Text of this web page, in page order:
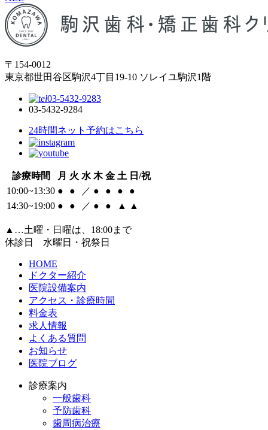
〒154-0012
東京都世田谷区駒沢4丁目19-10 ソレイユ駒沢1階
03-5432-9283
03-5432-9284
24時間ネット予約はこちら
診療時間 月 火 水 木 金 土 日/祝
10:00~13:30 ● ● ／ ● ● ●
●
14:30~19:00 ● ● ／ ● ● ▲ ▲
▲ …土曜・日曜は、18:00まで
休診日 水曜日・祝祭日
HOME
ドクター紹介
医院設備案内
アクセス・診療時間
料金表
求人情報
よくある質問
お知らせ
医院ブログ
診療案内
一般歯科
予防歯科
歯周病治療